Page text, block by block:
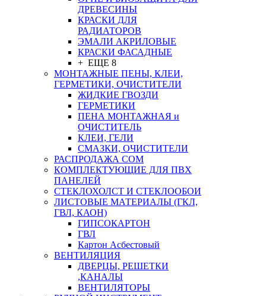
ДРЕВЕСИНЫ
КРАСКИ ДЛЯ
РАДИАТОРОВ
ЭМАЛИ АКРИЛОВЫЕ
КРАСКИ ФАСАДНЫЕ
+ ЕЩЕ 8
МОНТАЖНЫЕ ПЕНЫ, КЛЕИ,
ГЕРМЕТИКИ, ОЧИСТИТЕЛИ
ЖИДКИЕ ГВОЗДИ
ГЕРМЕТИКИ
ПЕНА МОНТАЖНАЯ и
ОЧИСТИТЕЛЬ
КЛЕИ, ГЕЛИ
СМАЗКИ, ОЧИСТИТЕЛИ
РАСПРОДАЖА СОМ
КОМПЛЕКТУЮЩИЕ ДЛЯ ПВХ
ПАНЕЛЕЙ
СТЕКЛОХОЛСТ И СТЕКЛООБОИ
ЛИСТОВЫЕ МАТЕРИАЛЫ (ГКЛ,
ГВЛ, КАОН)
ГИПСОКАРТОН
ГВЛ
Картон Асбестовый
ВЕНТИЛЯЦИЯ
ДВЕРЦЫ, РЕШЕТКИ
,КАНАЛЫ
ВЕНТИЛЯТОРЫ